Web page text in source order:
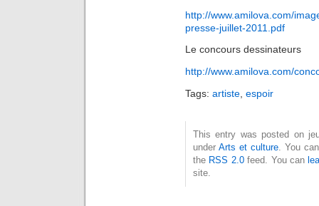
http://www.amilova.com/
presse-juillet-2011.pdf
Le concours dessinateurs
http://www.amilova.com/
Tags: artiste espoir
This entry was posted on
under Arts et culture. You
the RSS 2.0feed. You can
site.